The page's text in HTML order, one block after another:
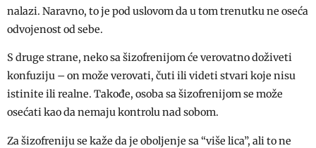
nalazi. Naravno, to je pod uslovom da u tom trenutku ne oseća
odvojenost od sebe.
S druge strane, neko sa šizofrenijom će verovatno doživeti
konfuziju – on može verovati, čuti ili videti stvari koje nisu
istinite ili realne. Takođe, osoba sa šizofrenijom se može
osećati kao da nemaju kontrolu nad sobom.
Za šizofreniju se kaže da je oboljenje sa “više lica”, ali to ne